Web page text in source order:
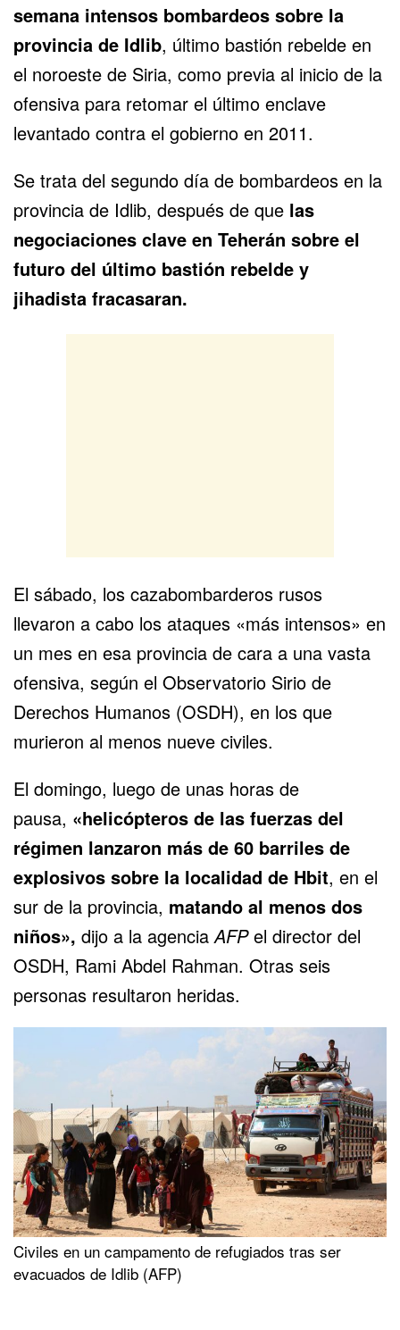
semana intensos bombardeos sobre la
provincia de Idlib, último bastión rebelde en
el noroeste de Siria, como previa al inicio de la
ofensiva para retomar el último enclave
levantado contra el gobierno en 2011.
Se trata del segundo día de bombardeos en la
provincia de Idlib, después de que las
negociaciones clave en Teherán sobre el
futuro del último bastión rebelde y
jihadista fracasaran.
El sábado, los cazabombarderos rusos
llevaron a cabo los ataques «más intensos» en
un mes en esa provincia de cara a una vasta
ofensiva, según el Observatorio Sirio de
Derechos Humanos (OSDH), en los que
murieron al menos nueve civiles.
El domingo, luego de unas horas de
pausa, «helicópteros de las fuerzas del
régimen lanzaron más de 60 barriles de
explosivos sobre la localidad de Hbit, en el
sur de la provincia, matando al menos dos
niños», dijo a la agencia AFPel director del
OSDH, Rami Abdel Rahman. Otras seis
personas resultaron heridas.
Civiles en un campamento de refugiados tras ser
evacuados de Idlib (AFP)